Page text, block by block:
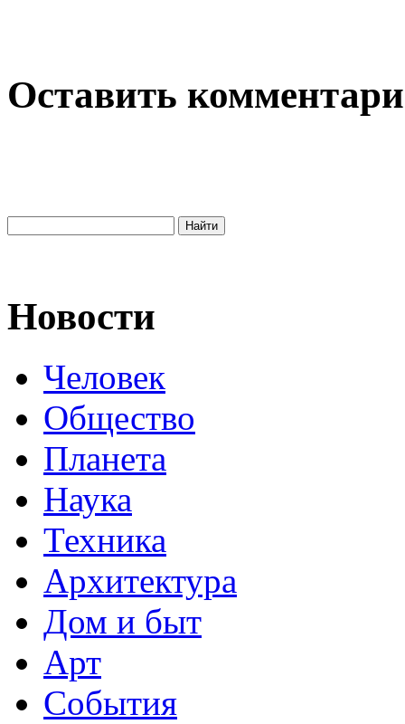
Оставить
Новости
Человек
Общество
Планета
Наука
Техника
Архитектура
Дом и быт
Арт
События